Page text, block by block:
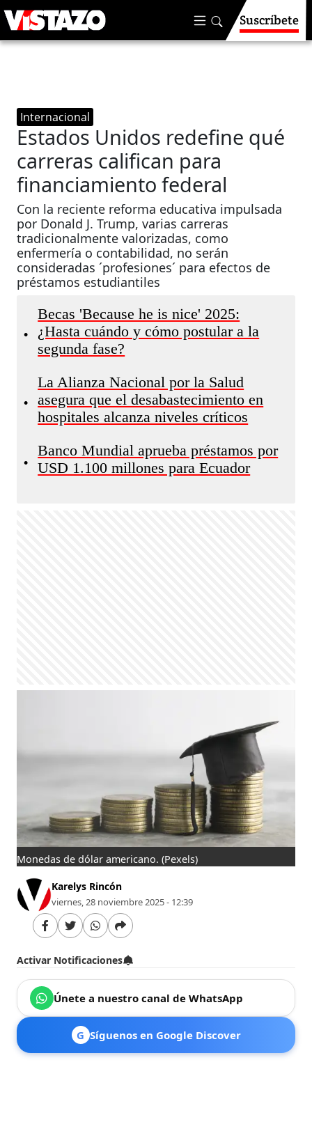
Suscríbete
Internacional
Estados Unidos redefine qué
carreras califican para
financiamiento federal
Con la reciente reforma educativa impulsada
por Donald J. Trump, varias carreras
tradicionalmente valorizadas, como
enfermería o contabilidad, no serán
consideradas ´profesiones´ para efectos de
préstamos estudiantiles
•
Becas 'Because he is nice' 2025:
¿Hasta cuándo y cómo postular a la
segunda fase?
•
La Alianza Nacional por la Salud
asegura que el desabastecimiento en
hospitales alcanza niveles críticos
•
Banco Mundial aprueba préstamos por
USD 1.100 millones para Ecuador
Monedas de dólar americano. (Pexels)
Karelys Rincón
viernes, 28 noviembre 2025 - 12:39
Activar Notificaciones
Únete a nuestro canal de WhatsApp
G Síguenos en Google Discover